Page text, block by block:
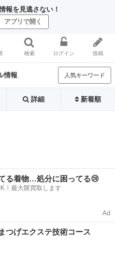
報を見逃さない！
アプリで開く
検索 ログイン 投稿
情報 人気キーワード
詳細 新着順
る着物…処分に困ってる😢
！最大限買取します
Ad
つげエクステ技術コース